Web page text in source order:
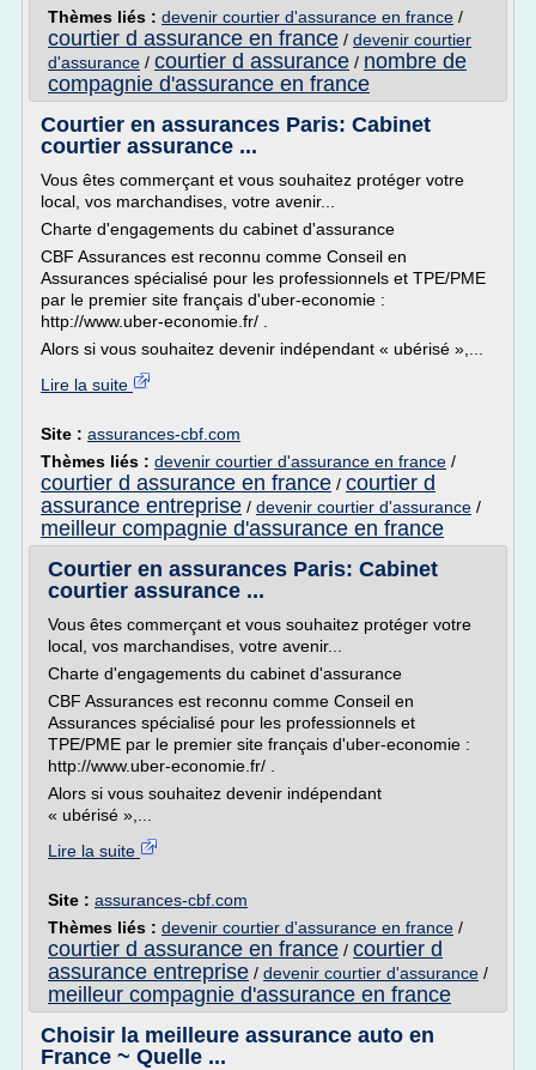
Thèmes liés : devenir courtier d'assurance en france /
courtier d assurance en france / devenir courtier
d'assurance / courtier d assurance / nombre de
compagnie d'assurance en france
Courtier en assurances Paris: Cabinet
courtier assurance ...
Vous êtes commerçant et vous souhaitez protéger votre
local, vos marchandises, votre avenir...
Charte d'engagements du cabinet d'assurance
CBF Assurances est reconnu comme Conseil en
Assurances spécialisé pour les professionnels et TPE/PME
par le premier site français d'uber-economie :
http://www.uber-economie.fr/ .
Alors si vous souhaitez devenir indépendant « ubérisé »,...
Lire la suite
Site : assurances-cbf.com
Thèmes liés : devenir courtier d'assurance en france /
courtier d assurance en france / courtier d
assurance entreprise / devenir courtier d'assurance /
meilleur compagnie d'assurance en france
Courtier en assurances Paris: Cabinet
courtier assurance ...
Vous êtes commerçant et vous souhaitez protéger votre
local, vos marchandises, votre avenir...
Charte d'engagements du cabinet d'assurance
CBF Assurances est reconnu comme Conseil en
Assurances spécialisé pour les professionnels et
TPE/PME par le premier site français d'uber-economie :
http://www.uber-economie.fr/ .
Alors si vous souhaitez devenir indépendant
« ubérisé »,...
Lire la suite
Site : assurances-cbf.com
Thèmes liés : devenir courtier d'assurance en france /
courtier d assurance en france / courtier d
assurance entreprise / devenir courtier d'assurance /
meilleur compagnie d'assurance en france
Choisir la meilleure assurance auto en
France ~ Quelle ...